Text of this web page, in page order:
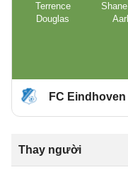
Terrence
Douglas
FC Eindhoven
Thay người